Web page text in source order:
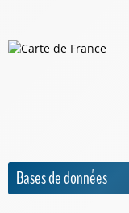
Bases de données